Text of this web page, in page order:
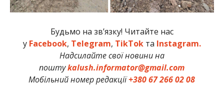
Будьмо на зв’язку! Читайте нас
у Facebook, Telegram, TikTokта Instagram.
Надсилайте свої новини на
поштуkalush.informator@gmail.com
Мобільний номер редакції+380 67 266 02 08